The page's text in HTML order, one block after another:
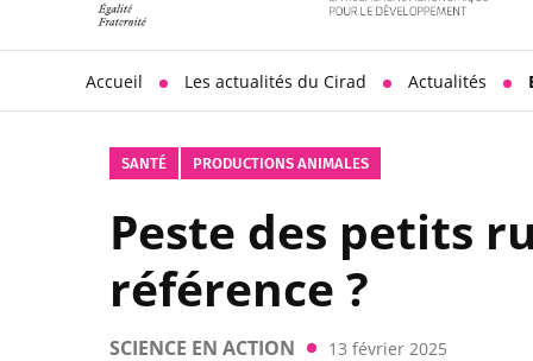
scientifique
sociétale
Accueil Les actualités du Cirad Actualités
SANTÉ PRODUCTIONS ANIMALES
Peste des petits
référence ?
SCIENCE EN ACTION 13 février 2025